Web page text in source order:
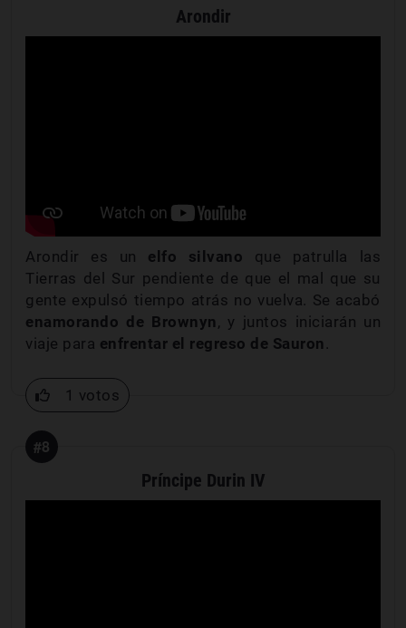
Arondir
Arondir es un elfo silvano que patrulla las
Tierras del Sur pendiente de que el mal que su
gente expulsó tiempo atrás no vuelva. Se acabó
enamorando de Brownyn , y juntos iniciarán un
viaje para enfrentar el regreso de Sauron
1 votos
#8
Príncipe Durin IV